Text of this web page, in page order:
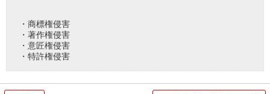
・商標権侵害
・著作権侵害
・意匠権侵害
・特許権侵害